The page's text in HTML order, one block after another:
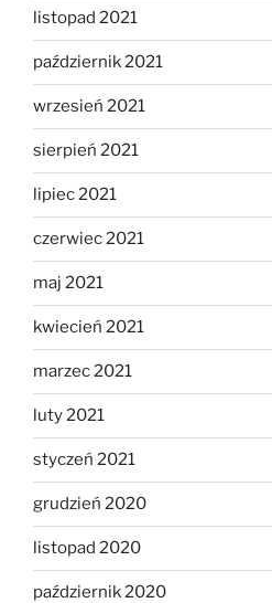
listopad 2021
październik 2021
wrzesień 2021
sierpień 2021
lipiec 2021
czerwiec 2021
maj 2021
kwiecień 2021
marzec 2021
luty 2021
styczeń 2021
grudzień 2020
listopad 2020
październik 2020